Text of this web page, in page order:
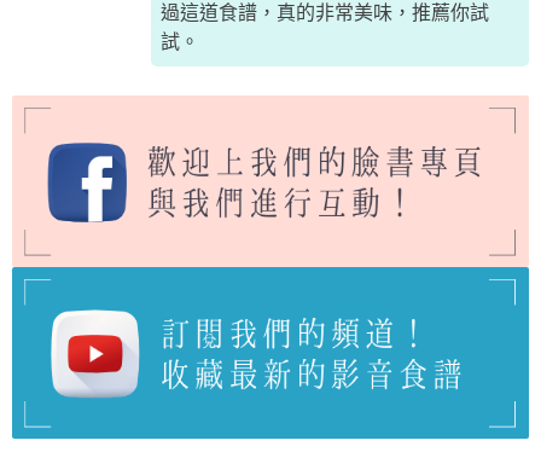
過這道食譜，真的非常美味，推薦你試
試。